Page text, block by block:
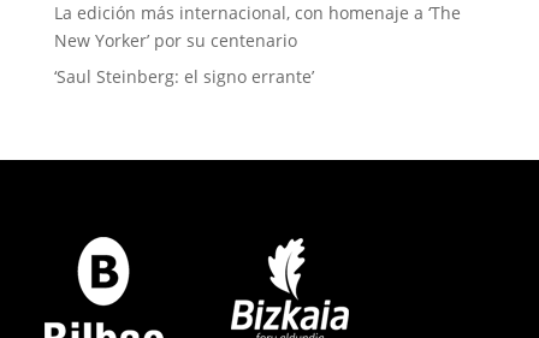
La edición más internacional, con homenaje a ‘The
New Yorker’ por su centenario
‘Saul Steinberg: el signo errante’